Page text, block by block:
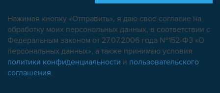
Нажимая кнопку «Отправить», я даю свое согласие на
обработку моих персональных данных, в соответствии с
Федеральным законом от 27.07.2006 года №152-ФЗ «О
персональных данных», а также принимаю условия
политики конфиденциальности и пользовательского
соглашения.